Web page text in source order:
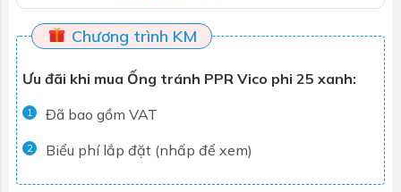
Chương trình KM
Ưu đãi khi mua Ống tránh PPR Vico phi 25 xanh:
1 Đã bao gồm VAT
2 Biểu phí lắp đặt (nhấp để xem)